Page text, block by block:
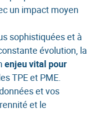
un impact moyen
sophistiquées et à
évolution, la
enjeu vital pour
TPE et PME.
et vos
et le